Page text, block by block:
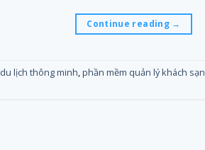
Continue reading →
du lịch thông minh,phần mềm quản lý khách sạn